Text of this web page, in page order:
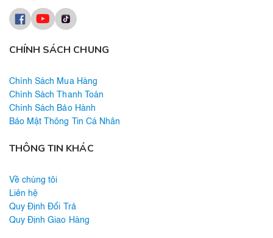
CHÍNH SÁCH CHUNG
Chính Sách Mua Hàng
Chính Sách Thanh Toán
Chính Sách Bảo Hành
Bảo Mật Thông Tin Cá Nhân
THÔNG TIN KHÁC
Về chúng tôi
Liên hệ
Quy Định Đổi Trả
Quy Định Giao Hàng